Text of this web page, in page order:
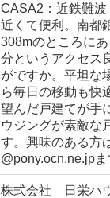
CASA2：近鉄難波
近くて便利。南都
308mのところに
分というアクセス
がですか。平坦な
ら毎日の移動も快
望んだ戸建てが
ウジングが素敵な
す。興味のある方
@pony.ocn.ne.jpま
株式会社 日栄ハ